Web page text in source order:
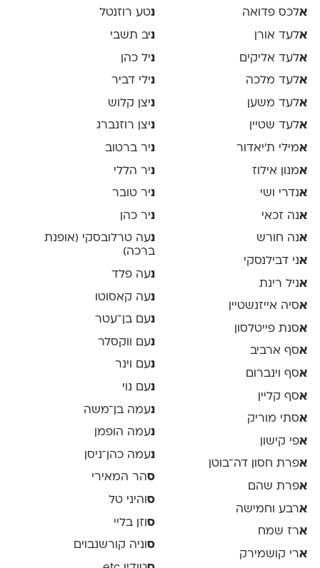
אלכס פדואה
אלעד אורן
אלעד אליקים
אלעד מלכה
אלעד משען
אלעד שטיין
אמילי ת׳יאדור
אמנון אילוז
אנדרי ושי
אנה זכאי
אנה חורש
אני דבילנסקי
אניל רינת
אסיה אייזנשטיין
אסנת פייטלסון
אסף ארביב
אסף וינברום
אסף קליין
אסתי מוריק
אפי קישון
אפרת חסון דה־בוטן
אפרת שהם
ארבע וחמישה
ארז שמח
ארי קושמירק
נטע רוזנטל
ניב תשבי
ניל כהן
נילי דביר
ניצן קלוש
ניצן רוזנברג
ניר ברטוב
ניר הללי
ניר טובר
ניר כהן
נעה טרלובסקי (אופנת
ברכה)
נעה פלד
נעה קאסוטו
נעם בן־עטר
נעם ווקסלר
נעם וינר
נעם נוי
נעמה בן־משה
נעמה הופמן
נעמה כהן־ניסן
סהר המאירי
ס והיני טל
סוזן בליי
ס וניה קורשנבוים